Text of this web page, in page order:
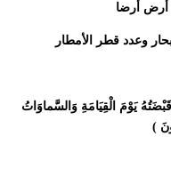
أرض أرضا
وعدد قطر الأمطار
يَوْمَ الْقِيَامَةِ وَالسَّماوَاتُ
)